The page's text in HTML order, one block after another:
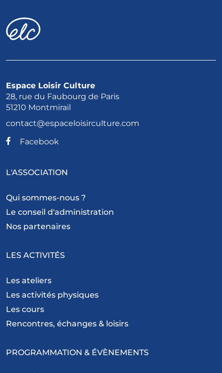
Espace Loisir Culture
28, rue du Faubourg de Paris
51210 Montmirail
contact@espaceloisirculture.com
Facebook
L'ASSOCIATION
Qui sommes-nous ?
Le conseil d'administration
Nos partenaires
LES ACTIVITÉS
Les ateliers
Les activités physiques
Les cours
Rencontres, échanges & loisirs
PROGRAMMATION & ÉVÈNEMENTS